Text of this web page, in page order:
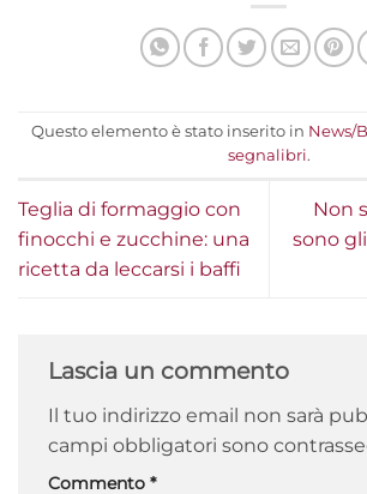
Questo elemento è stato inserito in News/
segnalibri.
Teglia di formaggio con
finocchi e zucchine: una
ricetta da leccarsi i baffi
Non
sono
Lascia un commento
Il tuo indirizzo email non sarà
campi obbligatori sono
Commento *